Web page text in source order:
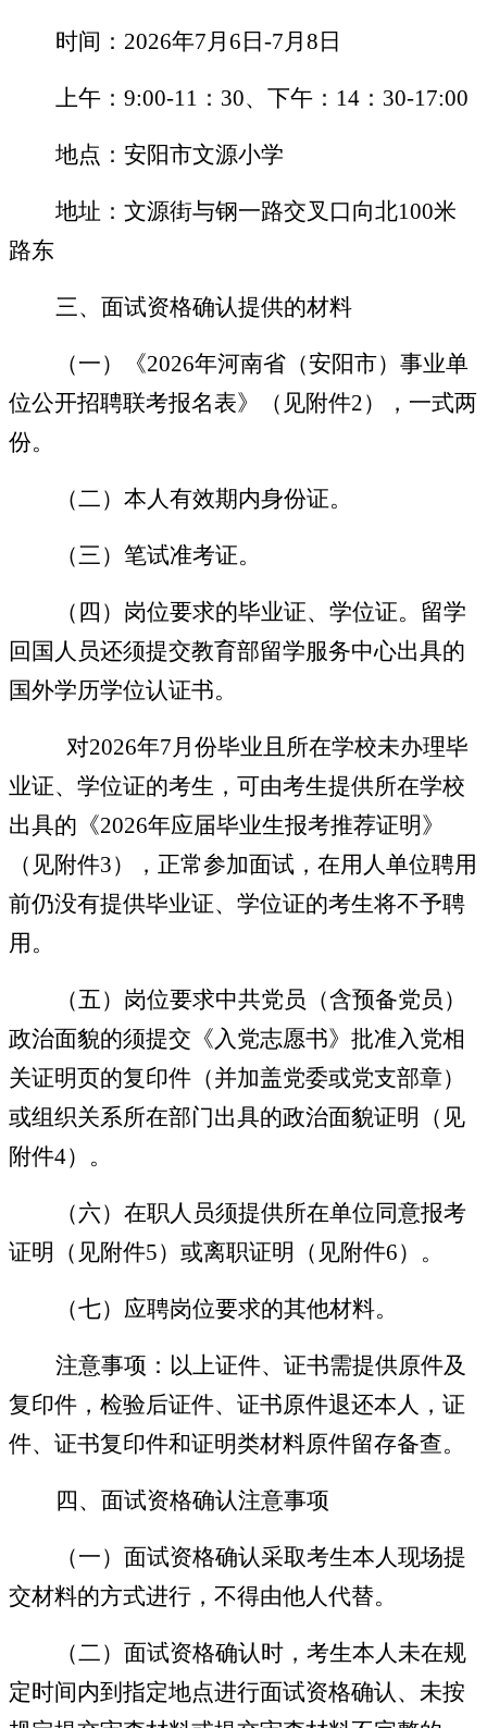
时间： 2026年7月 6 日 -7月8日
上午： 9:00-11：30、下午：14：30-17:00
地点：安阳市文源小学
地址： 文源街与钢一路交叉口向北100米
路东
三、面试资格确认提供的材料
（一）《2026年河南省（安阳市）事业单
位公开招聘联考报名表》（见附件2），一式两
份。
（二）本人有效期内身份证。
（三）笔试准考证。
（四）岗位要求的毕业证、学位证。留学
回国人员还须提交教育部留学服务中心出具的
国外学历学位认证书。
对2026年7月份毕业且所在学校未办理毕
业证、学位证的考生，可由考生提供所在学校
出具的《2026年应届毕业生报考推荐证明》
（见附件3），正常参加面试，在用人单位聘用
前仍没有提供毕业证、学位证的考生将不予聘
用。
（五）岗位要求中共党员（含预备党员）
政治面貌的须提交《入党志愿书》批准入党相
关证明页的复印件（并加盖党委或党支部章）
或组织关系所在部门出具的政治面貌证明（见
附件4）。
（六）在职人员须提供所在单位同意报考
证明（见附件5）或离职证明（见附件6）。
（七）应聘岗位要求的其他材料。
注意事项：以上证件、证书需提供原件及
复印件，检验后证件、证书原件退还本人，证
件、证书复印件和证明类材料原件留存备查。
四、面试资格确认注意事项
（一） 面试资格确认采取考生本人现场提
交材料的方式进行，不得由他人代替。
（二）面试资格确认时，考生本人未在规
定时间内到指定地点进行面试资格确认、未按